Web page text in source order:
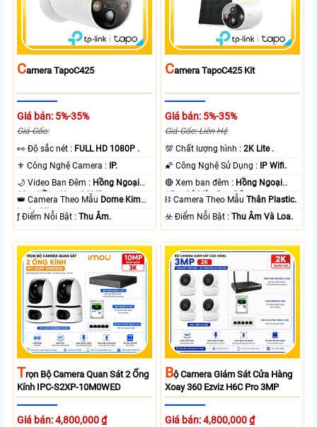
CAmera TapoC425
Giá bán: 5%-35%
Giá Gốc:
️👀 Độ sắc nét : FULL HD 1080P .
⚜️ Công Nghệ Camera :
IP.
🌙 Video Ban Đêm : Hồng Ngoại
10m Hồng Ngoại SMD.
👑 Camera Theo Mẫu Dome Kim
loại + Nhựa.
️ƒ Điểm Nỗi Bật :Thu Âm.
CAmera TapoC425 Kit
Giá bán: 5%-35%
Giá Gốc: Liên Hệ
💯 Chất lượng hình :2K Lite .
🌠 Công Nghệ Sử Dụng :
IP Wifi.
🔴 Xem ban đêm : Hồng Ngoại
15m Có Màu Ban Ðêm.
⛓ Camera Theo MẫuThân Plastic.
️☣️ Điểm Nỗi Bật :Thu Âm Và Loa.
TRọn Bộ Camera Quan Sát 2 Ống
Kính IPC-S2XP-10M0WED
Giá bán: 4,800,000 ₫
BỘ Camera Giám Sát Cửa Hàng
Xoay 360 Ezviz H6C Pro 3MP
Giá bán: 4,800,000 ₫